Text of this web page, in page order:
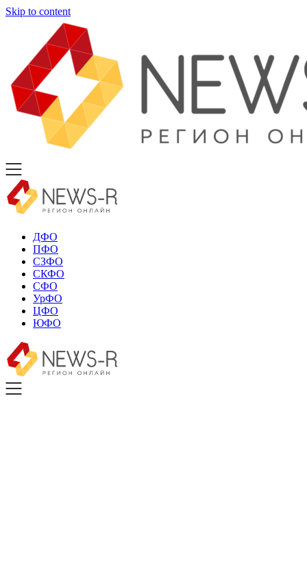
Skip to content
ДФО
ПФО
СЗФО
СКФО
СФО
УрФО
ЦФО
ЮФО